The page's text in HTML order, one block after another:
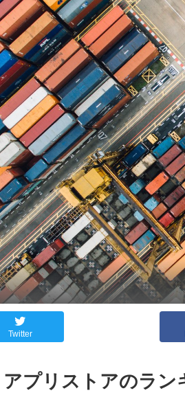
Twitter
プリストアのラン